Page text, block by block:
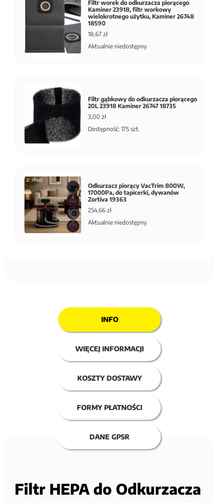
Filtr worek do odkurzacza piorącego
Kaminer 23918, filtr workowy
wielokrotnego użytku, Kaminer 26748
18590
18,67 zł
Aktualnie niedostępny
Filtr gąbkowy do odkurzacza piorącego
20L 23918 Kaminer 26747 18735
3,00 zł
Dostępność: 175 szt.
Odkurzacz piorący VacTrim 800W,
17000Pa, do tapicerki, dywanów
Zortiva 19363
254,66 zł
Aktualnie niedostępny
INFO
WIĘCEJ INFORMACJI
KOSZTY DOSTAWY
FORMY PŁATNOŚCI
DANE GPSR
Filtr HEPA do Odkurzacza